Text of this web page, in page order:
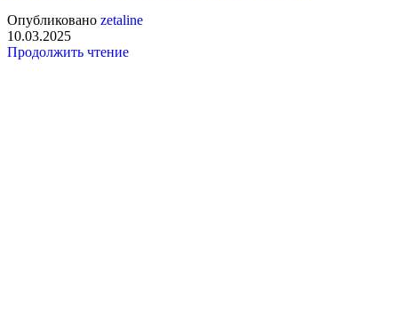
Опубликовано zetaline
10.03.2025
Продолжить чтение